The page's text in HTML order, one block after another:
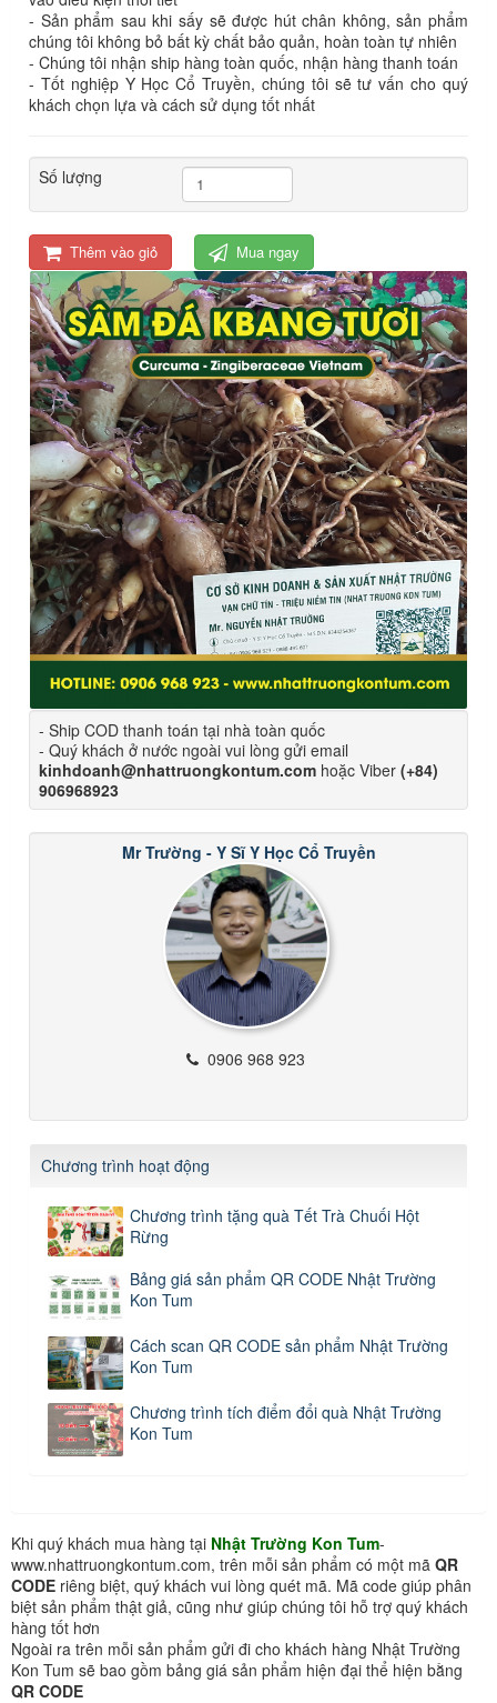
- Sản phẩm sau khi sấy sẽ được hút chân không, sản phẩm
chúng tôi không bỏ bất kỳ chất bảo quản, hoàn toàn tự nhiên
- Chúng tôi nhận ship hàng toàn quốc, nhận hàng thanh toán
- Tốt nghiệp Y Học Cổ Truyền, chúng tôi sẽ tư vấn cho quý
khách chọn lựa và cách sử dụng tốt nhất
Số lượng
Thêm vào giỏ Mua ngay
- Ship COD thanh toán tại nhà toàn quốc
- Quý khách ở nước ngoài vui lòng gửi email
kinhdoanh@nhattruongkontum.com hoặc Viber (+84)
906968923
Mr Trường - Y Sĩ Y Học Cổ Truyền
0906 968 923
Chương trình hoạt động
Chương trình tặng quà Tết Trà Chuối Hột
Rừng
Bảng giá sản phẩm QR CODE Nhật Trường
Kon Tum
Cách scan QR CODE sản phẩm Nhật Trường
Kon Tum
Chương trình tích điểm đổi quà Nhật Trường
Kon Tum
Khi quý khách mua hàng tại Nhật Trường Kon Tum-
www.nhattruongkontum.com, trên mỗi sản phẩm có một mã QR
CODE riêng biệt, quý khách vui lòng quét mã. Mã code giúp phân
biệt sản phẩm thật giả, cũng như giúp chúng tôi hỗ trợ quý khách
hàng tốt hơn
Ngoài ra trên mỗi sản phẩm gửi đi cho khách hàng Nhật Trường
Kon Tum sẽ bao gồm bảng giá sản phẩm hiện đại thể hiện bằng
QR CODE